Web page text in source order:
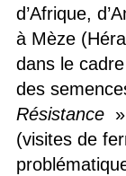
d’Afrique,
à Mèze
dans le
des
Résistance
(visites de